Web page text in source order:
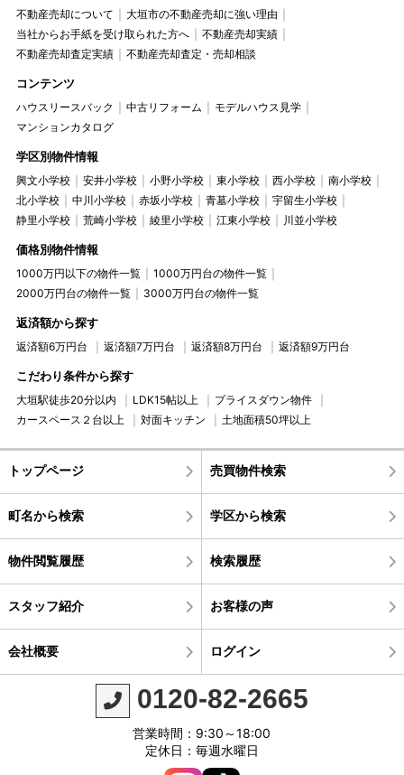
不動産売却について
大垣市の不動産売却に強い理由
当社からお手紙を受け取られた方へ
不動産売却実績
不動産売却査定実績
不動産売却査定・売却相談
コンテンツ
ハウスリースバック 中古リフォーム
モデルハウス見学
マンションカタログ
学区別物件情報
興文小学校 安井小学校 小野小学校 東小学校 西小学校
南小学校
北小学校
中川小学校 赤坂小学校 青墓小学校
宇留生小学校
静里小学校
荒崎小学校 綾里小学校 江東小学校 川並小学校
価格別物件情報
1000万円以下の物件一覧
1000万円台の物件一覧
2000万円台の物件一覧
3000万円台の物件一覧
返済額から探す
返済額6万円台 返済額7万円台 返済額8万円台 返済額9万円台
こだわり条件から探す
大垣駅徒歩20分以内 LDK15帖以上
プライスダウン物件
カースペース２台以上
対面キッチン 土地面積50坪以上
トップページ 売買物件検索
町名から検索 学区から検索
物件閲覧履歴 検索履歴
スタッフ紹介 お客様の声
会社概要 ログイン
0120-82-2665
営業時間：9:30～18:00
定休日：毎週水曜日